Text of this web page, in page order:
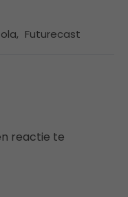
, Futurecast
reactie te